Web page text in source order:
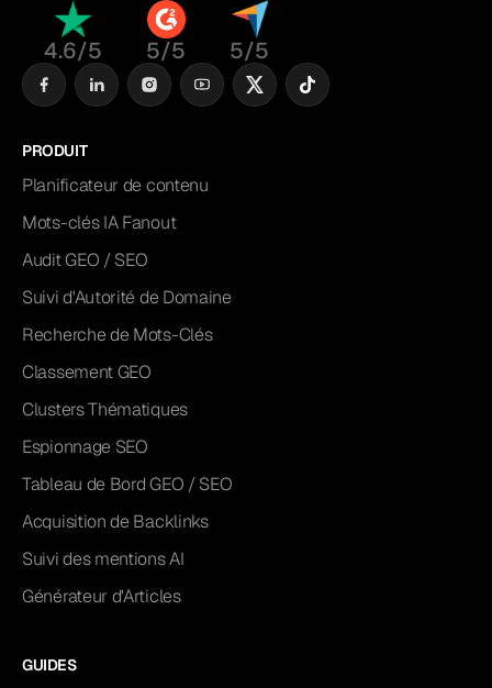
4.6/5 5/5 5/5
PRODUIT
Planificateur de contenu
Mots-clés IA Fanout
Audit GEO / SEO
Suivi d'Autorité de Domaine
Recherche de Mots-Clés
Classement GEO
Clusters Thématiques
Espionnage SEO
Tableau de Bord GEO / SEO
Acquisition de Backlinks
Suivi des mentions AI
Générateur d'Articles
GUIDES